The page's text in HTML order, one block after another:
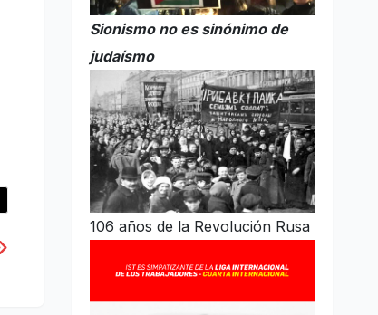
Sionismo no es sinónimo de
judaísmo
106 años de la Revolución Rusa